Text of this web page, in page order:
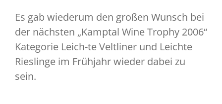
Es gab wiederum den großen Wunsch bei
der nächsten „Kamptal Wine Trophy 2006“
Kategorie Leich-te Veltliner und Leichte
Rieslinge im Frühjahr wieder dabei zu
sein.